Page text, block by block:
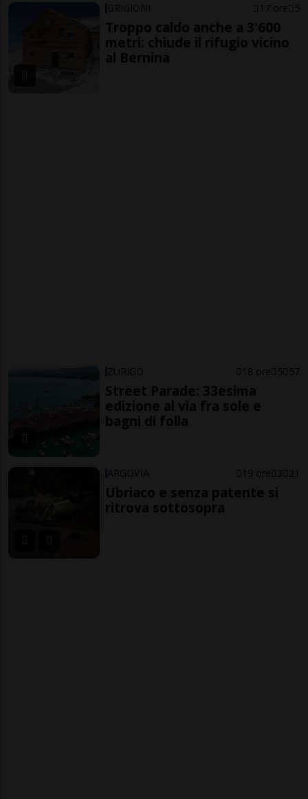
GRIGIONI 17 ore 5
Troppo caldo anche a 3'600
metri: chiude il rifugio vicino
al Bernina
ZURIGO 18 ore 5 57
Street Parade: 33esima
edizione al via fra sole e
bagni di folla
ARGOVIA 19 ore 3 21
Ubriaco e senza patente si
ritrova sottosopra